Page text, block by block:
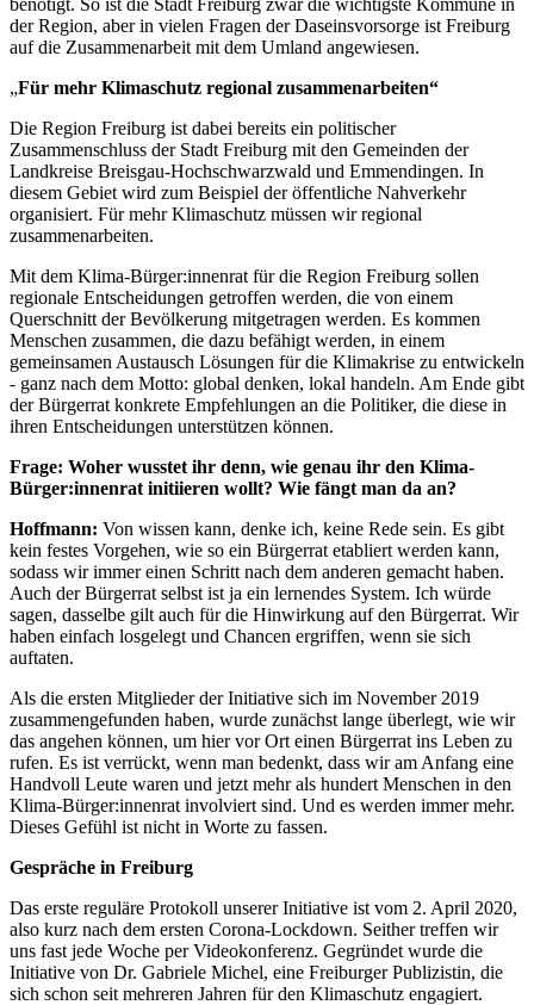
der Region, aber in vielen Fragen der Daseinsvorsorge ist Freiburg
auf die Zusammenarbeit mit dem Umland angewiesen.
„Für mehr Klimaschutz regional zusammenarbeiten“
Die Region Freiburg ist dabei bereits ein politischer
Zusammenschluss der Stadt Freiburg mit den Gemeinden der
Landkreise Breisgau-Hochschwarzwald und Emmendingen. In
diesem Gebiet wird zum Beispiel der öffentliche Nahverkehr
organisiert. Für mehr Klimaschutz müssen wir regional
zusammenarbeiten.
Mit dem Klima-Bürger:innenrat für die Region Freiburg sollen
regionale Entscheidungen getroffen werden, die von einem
Querschnitt der Bevölkerung mitgetragen werden. Es kommen
Menschen zusammen, die dazu befähigt werden, in einem
gemeinsamen Austausch Lösungen für die Klimakrise zu entwickeln
- ganz nach dem Motto: global denken, lokal handeln. Am Ende gibt
der Bürgerrat konkrete Empfehlungen an die Politiker, die diese in
ihren Entscheidungen unterstützen können.
Frage: Woher wusstet ihr denn, wie genau ihr den Klima-
Bürger:innenrat initiieren wollt? Wie fängt man da an?
Hoffmann: Von wissen kann, denke ich, keine Rede sein. Es gibt
kein festes Vorgehen, wie so ein Bürgerrat etabliert werden kann,
sodass wir immer einen Schritt nach dem anderen gemacht haben.
Auch der Bürgerrat selbst ist ja ein lernendes System. Ich würde
sagen, dasselbe gilt auch für die Hinwirkung auf den Bürgerrat. Wir
haben einfach losgelegt und Chancen ergriffen, wenn sie sich
auftaten.
Als die ersten Mitglieder der Initiative sich im November 2019
zusammengefunden haben, wurde zunächst lange überlegt, wie wir
das angehen können, um hier vor Ort einen Bürgerrat ins Leben zu
rufen. Es ist verrückt, wenn man bedenkt, dass wir am Anfang eine
Handvoll Leute waren und jetzt mehr als hundert Menschen in den
Klima-Bürger:innenrat involviert sind. Und es werden immer mehr.
Dieses Gefühl ist nicht in Worte zu fassen.
Gespräche in Freiburg
Das erste reguläre Protokoll unserer Initiative ist vom 2. April 2020,
also kurz nach dem ersten Corona-Lockdown. Seither treffen wir
uns fast jede Woche per Videokonferenz. Gegründet wurde die
Initiative von Dr. Gabriele Michel, eine Freiburger Publizistin, die
sich schon seit mehreren Jahren für den Klimaschutz engagiert.